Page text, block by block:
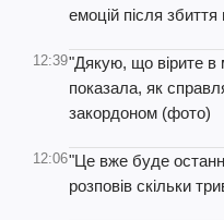
емоцій після збиття
12:39"Дякую, що вірите
показала, як
закордоном (фото)
12:06"Це вже буде
розповів скільки